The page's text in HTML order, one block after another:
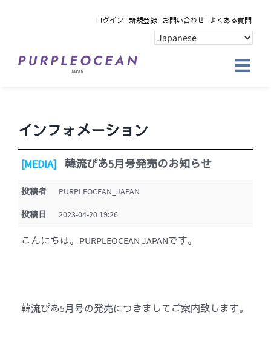
ログイン 新規登録 お問い合わせ よくある質問
インフォメーション
[MEDIA] 韓流ぴあ5月号発売のお知らせ
投稿者 PURPLEOCEAN_JAPAN
投稿日 2023-04-20 19:26
こんにちは。PURPLEOCEAN JAPANです。
韓流ぴあ5月号の発売につきましてご案内致します。